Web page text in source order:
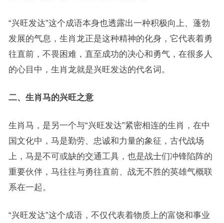
“兴旺发达”这个成语本身也透露出一种积极向上、蓬勃
发展的气息，生肖龙正是这种精神的化身，它代表着勇
往直前，不畏困难，直至成功的决心和勇气，在很多人
的心目中，生肖龙就是兴旺发达的代名词。
二、生肖马的兴旺之意
生肖马，是另一个与“兴旺发达”紧密相连的生肖，在中
国文化中，马是勤劳、忠诚和力量的象征，古代战场
上，马是不可或缺的交通工具，也是战士们冲锋陷阵的
重要伙伴，马往往与勇往直前、战无不胜的英雄气概联
系在一起。
“兴旺发达”这个成语，不仅代表着物质上的富饶和事业